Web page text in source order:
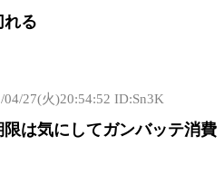
れる
04/27(火)20:54:52 ID:Sn3K
は気にしてガンバッテ消費